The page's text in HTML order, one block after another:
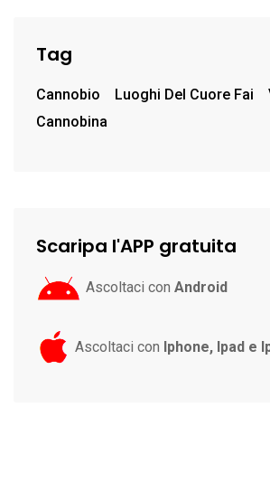
Tag
Cannobio Luoghi Del Cuore Fai
Cannobina
Scaripa l'APP gratuita
Ascoltaci con Android
Ascoltaci con Iphone, Ipad e